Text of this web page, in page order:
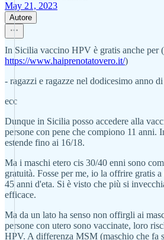
May 21, 2023
Autore
In Sicilia vaccino HPV è gratis anche per
https://www.haiprenotatovero.it/)
- ragazzi e ragazze nel dodicesimo anno
ecc
Dunque in Sicilia posso accedere alla
persone con pene che compiono 11 anni.
estende fino ai 16/18.
Ma i maschi etero cis 30/40 enni sono
gratuità. Fosse per me, io la offrire gratis
45 anni d'eta. Si è visto che più si
efficace.
Ma da un lato ha senso non offirgli ai
persone con utero sono vaccinate, loro
HPV. A differenza MSM (maschio che fa